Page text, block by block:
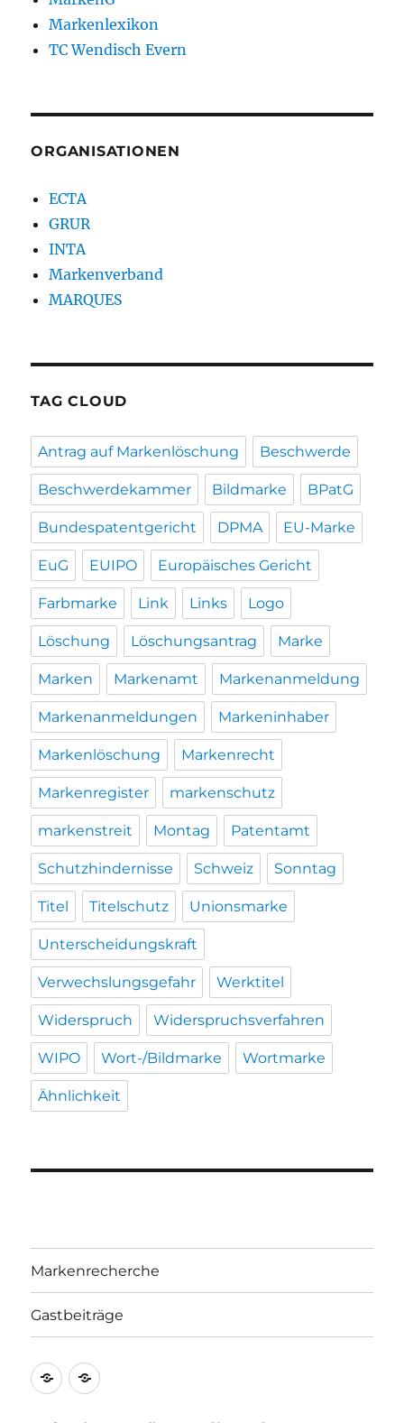
Markenlexikon
TC Wendisch Evern
ORGANISATIONEN
ECTA
GRUR
INTA
Markenverband
MARQUES
TAG CLOUD
Antrag auf Markenlöschung Beschwerde
Beschwerdekammer Bildmarke BPatG
Bundespatentgericht DPMA EU-Marke
EuG EUIPO Europäisches Gericht
Farbmarke Link Links Logo
Löschung Löschungsantrag Marke
Marken Markenamt Markenanmeldung
Markenanmeldungen Markeninhaber
Markenlöschung Markenrecht
Markenregister markenschutz
markenstreit Montag Patentamt
Schutzhindernisse Schweiz Sonntag
Titel Titelschutz Unionsmarke
Unterscheidungskraft
Verwechslungsgefahr Werktitel
Widerspruch Widerspruchsverfahren
WIPO Wort-/Bildmarke Wortmarke
Ähnlichkeit
Markenrecherche
Gastbeiträge
Markenrecherche
Gastbeiträge